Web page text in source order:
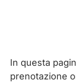
In questa
prenotazione